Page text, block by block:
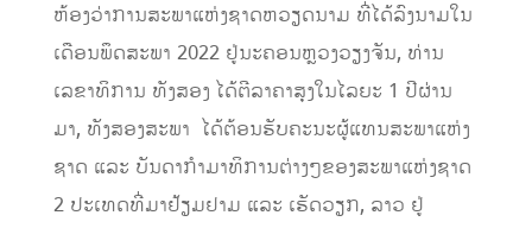
ຫ້ອງວ່າການສະພາແຫ່ງຊາດຫວຽດນາມ ທີ່ໄດ້ລົງນາມໃນ
ເດືອນພຶດສະພາ 2022 ຢູ່ນະຄອນຫຼວງວຽງຈັນ, ທ່ານ
ເລຂາທິການ ທັງສອງ ໄດ້ຕີລາຄາສຸງໃນໄລຍະ 1 ປີຜ່ານ
ມາ, ທັງສອງສະພາ ​ ​ໄດ້​ຕ້ອນຮັບ​ຄະນະ​ຜູ້​ແທນ​ສະພາ​ແຫ່ງ​
ຊາດ ​ແລະ ບັນດາ​ກຳມາທິການຕ່າງໆ​ຂອງ​ສະພາ​ແຫ່ງ​ຊາດ
2 ປະ​ເທດ​ທີ່​ມາ​ຢ້ຽມຢາມ ​ແລະ ​ເຮັດ​ວຽກ, ລາວ ຢູ່